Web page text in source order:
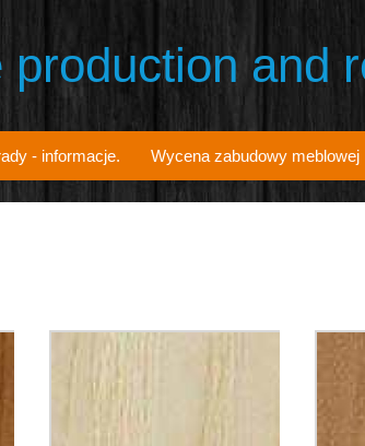
production and
- informacje. Wycena zabudowy meblowej